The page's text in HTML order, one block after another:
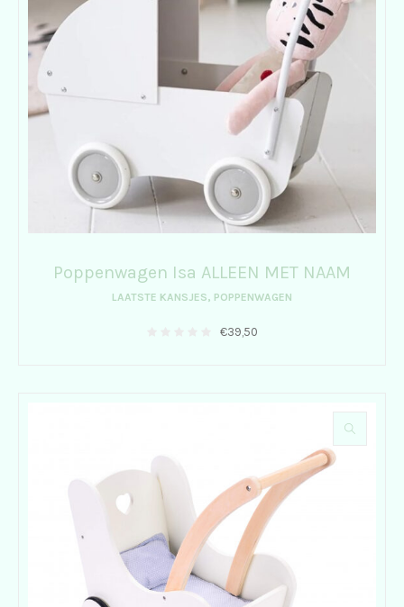
Poppenwagen Isa ALLEEN MET NAAM
LAATSTE KANSJES, POPPENWAGEN
€39,50